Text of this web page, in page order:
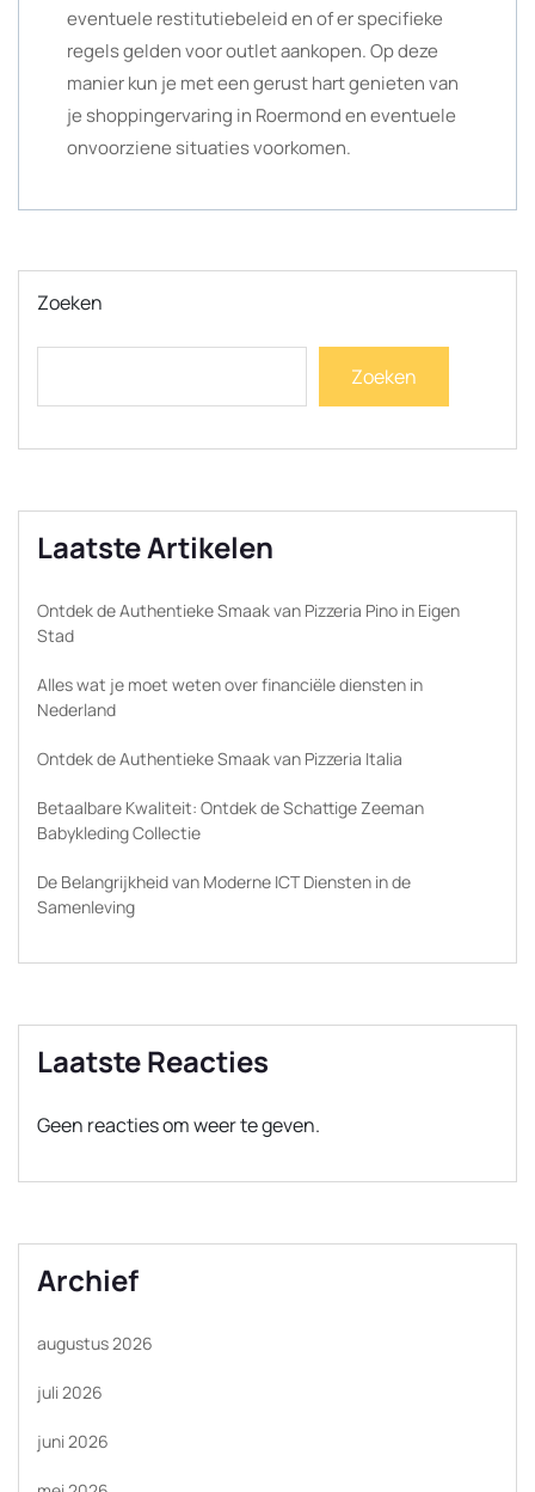
eventuele restitutiebeleid en of er specifieke
regels gelden voor outlet aankopen. Op deze
manier kun je met een gerust hart genieten van
je shoppingervaring in Roermond en eventuele
onvoorziene situaties voorkomen.
Zoeken
Zoeken
Laatste Artikelen
Ontdek de Authentieke Smaak van Pizzeria Pino in Eigen
Stad
Alles wat je moet weten over financiële diensten in
Nederland
Ontdek de Authentieke Smaak van Pizzeria Italia
Betaalbare Kwaliteit: Ontdek de Schattige Zeeman
Babykleding Collectie
De Belangrijkheid van Moderne ICT Diensten in de
Samenleving
Laatste Reacties
Geen reacties om weer te geven.
Archief
augustus 2026
juli 2026
juni 2026